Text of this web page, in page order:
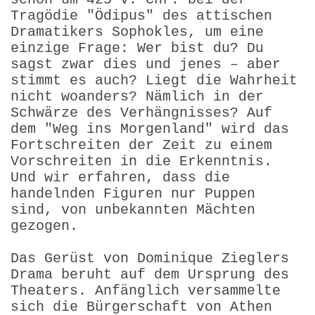
Tragödie "Ödipus" des attischen
Dramatikers Sophokles, um eine
einzige Frage: Wer bist du? Du
sagst zwar dies und jenes – aber
stimmt es auch? Liegt die Wahrheit
nicht woanders? Nämlich in der
Schwärze des Verhängnisses? Auf
dem "Weg ins Morgenland" wird das
Fortschreiten der Zeit zu einem
Vorschreiten in die Erkenntnis.
Und wir erfahren, dass die
handelnden Figuren nur Puppen
sind, von unbekannten Mächten
gezogen.
Das Gerüst von Dominique Zieglers
Drama beruht auf dem Ursprung des
Theaters. Anfänglich versammelte
sich die Bürgerschaft von Athen